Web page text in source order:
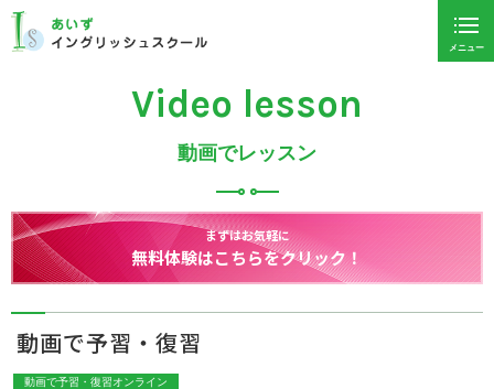
メニュー
Video lesson
動画でレッスン
まずはお気軽に
こちらをクリック！
動画で予習・復習
動画で予習・復習オンライン